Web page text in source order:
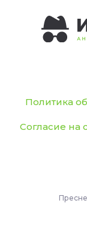
Политика
Согласие на